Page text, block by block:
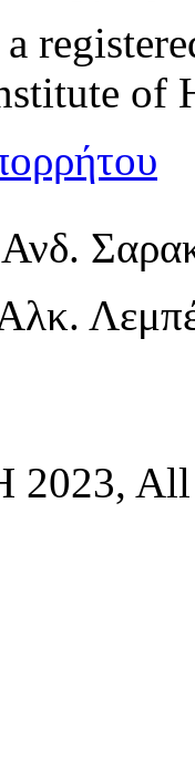
of
All